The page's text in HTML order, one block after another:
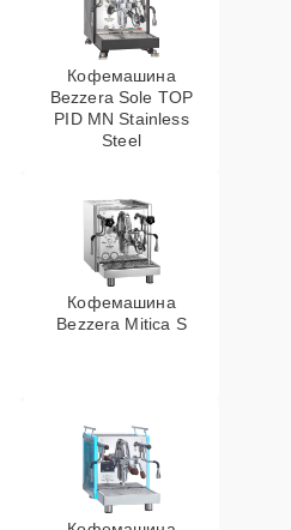
Кофемашина
Bezzera Sole TOP
PID MN Stainless
Steel
Кофемашина
Bezzera Mitica S